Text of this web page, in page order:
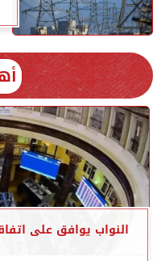
النواب يوافق على